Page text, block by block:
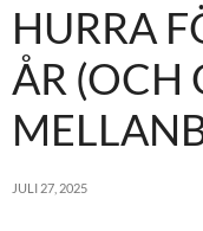
HURRA
ÅR (OCH
JULI 27, 2025